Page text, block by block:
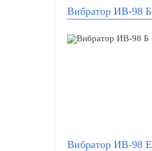
Вибратор ИВ-98 Б
Вибратор ИВ-98 Е